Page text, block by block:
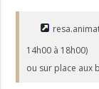
14h00 à 18h00)
ou sur place aux